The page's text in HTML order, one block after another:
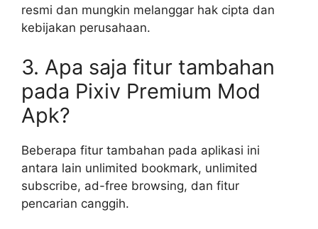
resmi dan mungkin melanggar hak cipta dan
kebijakan perusahaan.
3. Apa saja fitur tambahan
pada Pixiv Premium Mod
Apk?
Beberapa fitur tambahan pada aplikasi ini
antara lain unlimited bookmark, unlimited
subscribe, ad-free browsing, dan fitur
pencarian canggih.